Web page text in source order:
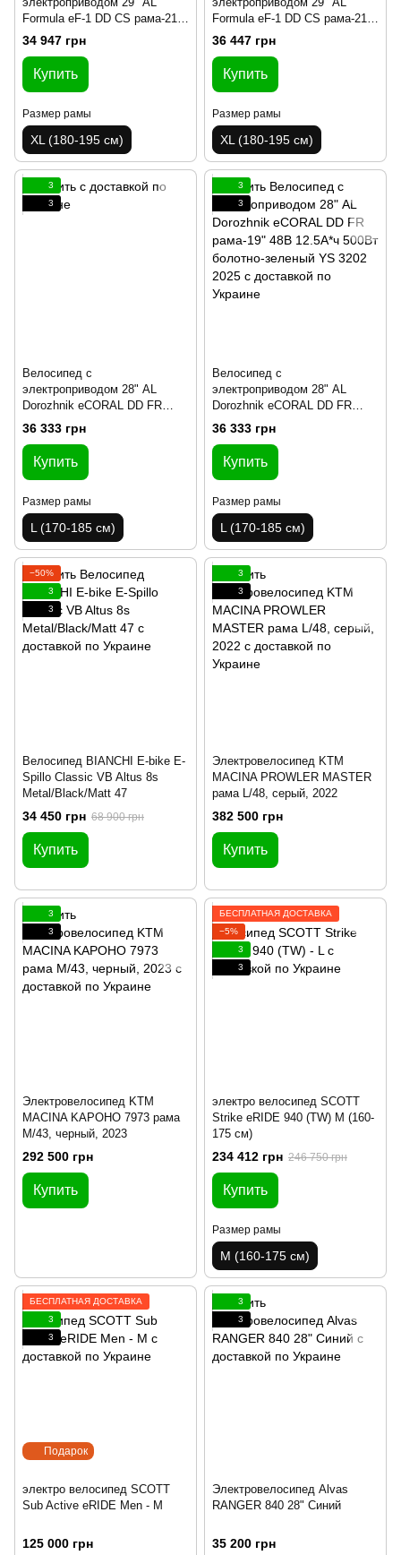
Formula eF-1 DD CS рама-21"
48B 12.5А*ч 500Вт красно-
серебристый YS 9018 2025
34 947 грн
Купить
Размер рамы
XL (180-195 см)
Formula eF-1 DD CS рама-21"
48B 12.5А*ч 500Вт
серебристо-черный YS 7605
2025
36 447 грн
Купить
Размер рамы
XL (180-195 см)
3
3
Велосипед с
электроприводом 28" AL
Dorozhnik eCORAL DD FR
рама-19" 48B 12.5А*ч 500Вт
болотно-зеленый YS 3202
2025
36 333 грн
Купить
Размер рамы
L (170-185 см)
3
3
Велосипед с
электроприводом 28" AL
Dorozhnik eCORAL DD FR
рама-19" 48B 12.5А*ч 500Вт
болотно-зеленый YS 3202
2025
36 333 грн
Купить
Размер рамы
L (170-185 см)
−50%
3
3
Велосипед BIANCHI E-bike E-
Spillo Classic VB Altus 8s
Metal/Black/Matt 47
34 450 грн 68 900 грн
Купить
3
3
Электровелосипед KTM
MACINA PROWLER MASTER
рама L/48, серый, 2022
382 500 грн
Купить
3
3
Электровелосипед KTM
MACINA KAPOHO 7973 рама
M/43, черный, 2023
292 500 грн
Купить
БЕСПЛАТНАЯ ДОСТАВКА
−5%
3
3
электро велосипед SCOTT
Strike eRIDE 940 (TW) M (160-
175 см)
234 412 грн 246 750 грн
Купить
Размер рамы
M (160-175 см)
Подарок
БЕСПЛАТНАЯ ДОСТАВКА
3
3
электро велосипед SCOTT
Sub Active eRIDE Men - M
125 000 грн
3
3
Электровелосипед Alvas
RANGER 840 28" Синий
35 200 грн